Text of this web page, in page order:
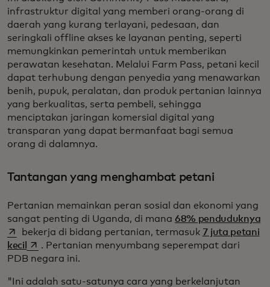
infrastruktur digital yang memberi orang-orang di
daerah yang kurang terlayani, pedesaan, dan
seringkali offline akses ke layanan penting, seperti
memungkinkan pemerintah untuk memberikan
perawatan kesehatan. Melalui Farm Pass, petani kecil
dapat terhubung dengan penyedia yang menawarkan
benih, pupuk, peralatan, dan produk pertanian lainnya
yang berkualitas, serta pembeli, sehingga
menciptakan jaringan komersial digital yang
transparan yang dapat bermanfaat bagi semua
orang di dalamnya.
Tantangan yang menghambat petani
Pertanian memainkan peran sosial dan ekonomi yang
sangat penting di Uganda, di mana 68% penduduknya
bekerja di bidang pertanian, termasuk 7 juta petani
kecil
opens in a new tab
. Pertanian menyumbang seperempat dari
PDB negara ini.
"Ini adalah satu-satunya cara yang berkelanjutan